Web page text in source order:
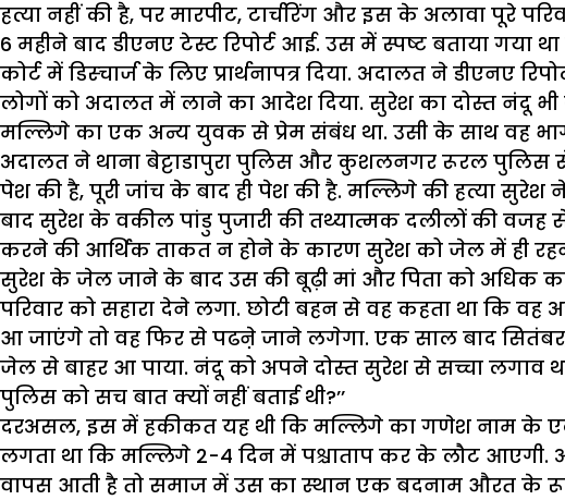
हत्या नहीं की है, पर मारपीट, टार्चरिंग और इस के अलावा
6 महीने बाद डीएनए टेस्ट रिपोर्ट आई. उस में स्पष्ट बताया
कोर्ट में डिस्चार्ज के लिए प्रार्थनापत्र दिया. अदालत ने
लोगों को अदालत में लाने का आदेश दिया. सुरेश का दोस्त नंदू भी
मल्लिगे का एक अन्य युवक से प्रेम संबंध था. उसी के साथ वह
अदालत ने थाना बेट्टाडापुरा पुलिस और कुशलनगर रूरल पुलिस से
पेश की है, पूरी जांच के बाद ही पेश की है. मल्लिगे की हत्या
बाद सुरेश के वकील पांडु पुजारी की तथ्यात्मक दलीलों की वजह
करने की आर्थिक ताकत न होने के कारण सुरेश को जेल में ही
सुरेश के जेल जाने के बाद उस की बूढ़ी मां और पिता को अधिक
परिवार को सहारा देने लगा. छोटी बहन से वह कहता था कि
आ जाएंगे तो वह फिर से पढऩे जाने लगेगा. एक साल बाद
जेल से बाहर आ पाया. नंदू को अपने दोस्त सुरेश से सच्चा
पुलिस को सच बात क्यों नहीं बताई थी?’’
दरअसल, इस में हकीकत यह थी कि मल्लिगे का गणेश नाम के
लगता था कि मल्लिगे 2-4 दिन में पश्चाताप कर के लौट
वापस आती है तो समाज में उस का स्थान एक बदनाम औरत के रूप